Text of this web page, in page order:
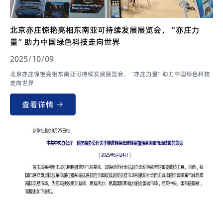
北京亦庄惊艳亮相东南亚可持续发展展览会，“亦庄力
量”助力中国绿色科技走向世界
2025/10/09
北京亦庄惊艳亮相东南亚可持续发展展览会，“亦庄力量”助力中国绿色科技
走向世界
查看详情